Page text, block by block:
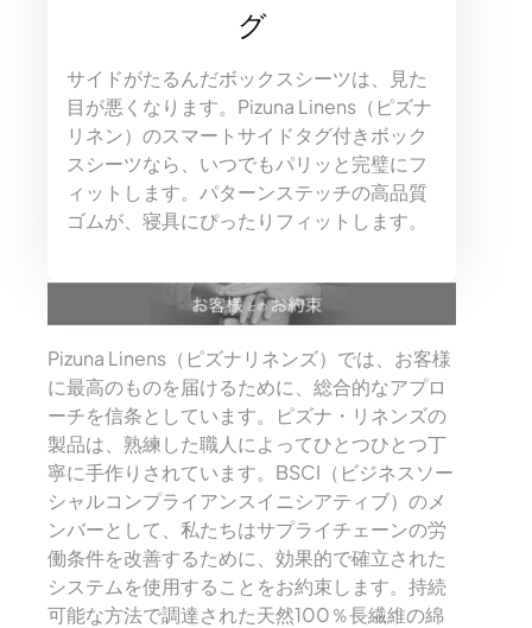
グ
サイドがたるんだボックスシーツは、見た
目が悪くなります。Pizuna Linens（ピズナ
リネン）のスマートサイドタグ付きボック
スシーツなら、いつでもパリッと完璧にフ
ィットします。パターンステッチの高品質
ゴムが、寝具にぴったりフィットします。
Pizuna Linens（ピズナリネンズ）では、お客様
に最高のものを届けるために、総合的なアプロ
ーチを信条としています。ピズナ・リネンズの
製品は、熟練した職人によってひとつひとつ丁
寧に手作りされています。BSCI（ビジネスソー
シャルコンプライアンスイニシアティブ）のメ
ンバーとして、私たちはサプライチェーンの労
働条件を改善するために、効果的で確立された
システムを使用することをお約束します。持続
可能な方法で調達された天然100％長繊維の綿